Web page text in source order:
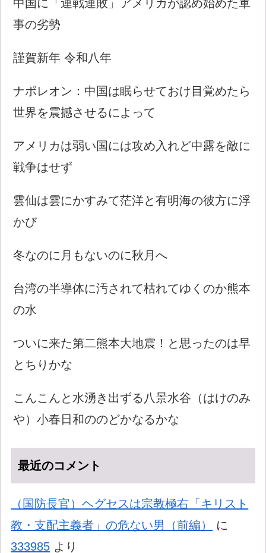
中国に「連戦連敗」アメリカが認め始めた軍
事の劣勢
謹賀新年 令和八年
ナポレオン：中国は眠らせておけ目覚めたら
世界を震撼させるによって
アメリカは弱い国には攻め入れど中露を敵に
戦争はせず
雲仙は雲にかすみて茫洋と有明海の彼方に浮
かび
冬なのに月もないのに秋月へ
台湾の半導体に汚されて枯れてゆくのか熊本
の水
ついに来た第二熊本大地震！と思ったのは早
とちりかな
こんこんと水湧き出ずる八景水谷（はけのみ
や）小春日和ののどかなるかな
最近のコメント
（国防長官）ヘグセスは宗教極右「キリスト
教・支配主義者」の危ない男（前編）
に
333985 より